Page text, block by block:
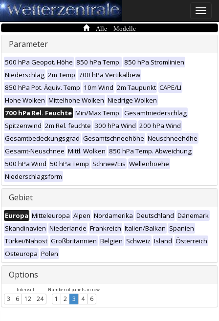
Toggle
Alle Modelle
Parameter
500 hPa Geopot. Höhe 850 hPa Temp. 850 hPa Stromlinien
Niederschlag 2m Temp 700 hPa Vertikalbew
850 hPa Pot. Äquiv. Temp 10m Wind 2m Taupunkt CAPE/LI
Hohe Wolken Mittelhohe Wolken Niedrige Wolken
700 hPa Rel. Feuchte Min/Max Temp. Gesamtniederschlag
Spitzenwind 2m Rel. feuchte 300 hPa Wind 200 hPa Wind
Gesamtbedeckungsgrad Gesamtschneehöhe Neuschneehöhe
Gesamt-Neuschnee Mittl. Wolken 850 hPa Temp. Abweichung
500 hPa Wind 50 hPa Temp Schnee/Eis Wellenhoehe
Niederschlagsform
Gebiet
Europa Mitteleuropa Alpen Nordamerika Deutschland Dänemark
Skandinavien Niederlande Frankreich Italien/Balkan Spanien
Türkei/Nahost Großbritannien Belgien Schweiz Island Österreich
Osteuropa Polen
Options
Intervall
3 6 12 24
Number of panels in row
1 2 3 4 6